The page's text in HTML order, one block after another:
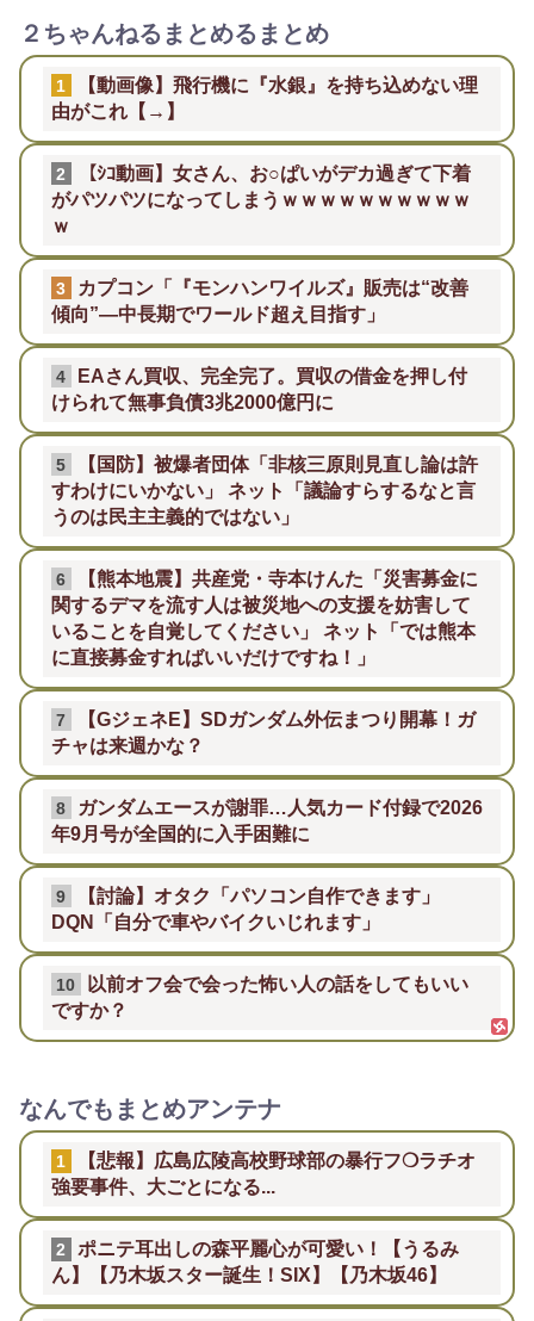
２ちゃんねるまとめるまとめ
1
【動画像】飛行機に『水銀』を持ち込めない理
由がこれ【→】
2
【ｼｺ動画】女さん、お○ぱいがデカ過ぎて下着
がパツパツになってしまうｗｗｗｗｗｗｗｗｗｗ
ｗ
3
カプコン「『モンハンワイルズ』販売は“改善
傾向”―中長期でワールド超え目指す」
4
EAさん買収、完全完了。買収の借金を押し付
けられて無事負債3兆2000億円に
5
【国防】被爆者団体「非核三原則見直し論は許
すわけにいかない」 ネット「議論すらするなと言
うのは民主主義的ではない」
6
【熊本地震】共産党・寺本けんた「災害募金に
関するデマを流す人は被災地への支援を妨害して
いることを自覚してください」 ネット「では熊本
に直接募金すればいいだけですね！」
7
【GジェネE】SDガンダム外伝まつり開幕！ガ
チャは来週かな？
8
ガンダムエースが謝罪…人気カード付録で2026
年9月号が全国的に入手困難に
9
【討論】オタク「パソコン自作できます」
DQN「自分で車やバイクいじれます」
10
以前オフ会で会った怖い人の話をしてもいい
ですか？
なんでもまとめアンテナ
1
【悲報】広島広陵高校野球部の暴行フ❍ラチオ
強要事件、大ごとになる...
2
ポニテ耳出しの森平麗心が可愛い！【うるみ
ん】【乃木坂スター誕生！SIX】【乃木坂46】